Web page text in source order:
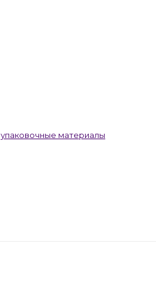
упаковочные материалы